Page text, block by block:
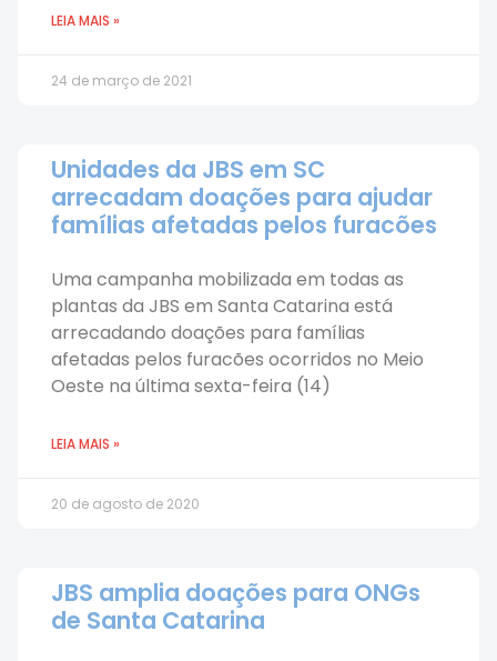
LEIA MAIS »
24 de março de 2021
Unidades da JBS em SC
arrecadam doações para ajudar
famílias afetadas pelos furacões
Uma campanha mobilizada em todas as
plantas da JBS em Santa Catarina está
arrecadando doações para famílias
afetadas pelos furacões ocorridos no Meio
Oeste na última sexta-feira (14)
LEIA MAIS »
20 de agosto de 2020
JBS amplia doações para ONGs
de Santa Catarina